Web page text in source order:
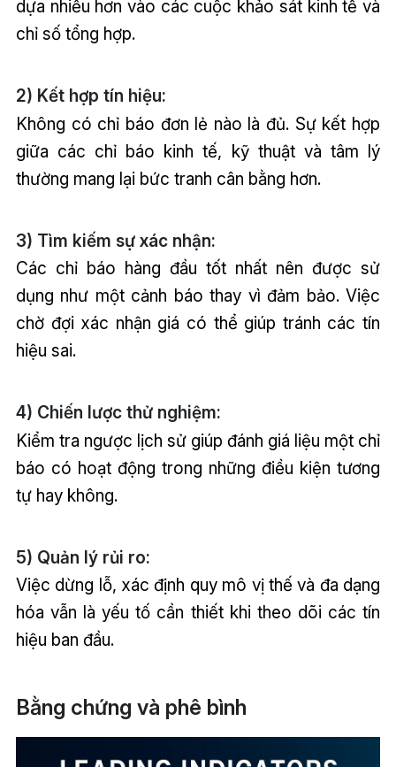
dựa nhiều hơn vào các cuộc khảo sát kinh tế và
chỉ số tổng hợp.
2) Kết hợp tín hiệu:
Không có chỉ báo đơn lẻ nào là đủ. Sự kết hợp
giữa các chỉ báo kinh tế, kỹ thuật và tâm lý
thường mang lại bức tranh cân bằng hơn.
3) Tìm kiếm sự xác nhận:
Các chỉ báo hàng đầu tốt nhất nên được sử
dụng như một cảnh báo thay vì đảm bảo. Việc
chờ đợi xác nhận giá có thể giúp tránh các tín
hiệu sai.
4) Chiến lược thử nghiệm:
Kiểm tra ngược lịch sử giúp đánh giá liệu một chỉ
báo có hoạt động trong những điều kiện tương
tự hay không.
5) Quản lý rủi ro:
Việc dừng lỗ, xác định quy mô vị thế và đa dạng
hóa vẫn là yếu tố cần thiết khi theo dõi các tín
hiệu ban đầu.
Bằng chứng và phê bình